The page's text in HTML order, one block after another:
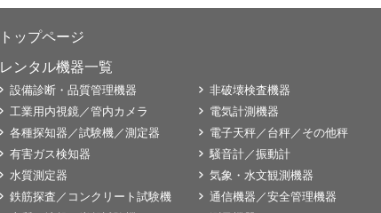
トップページ
レンタル機器一覧
設備診断・品質管理機器
非破壊検査機器
工業用内視鏡／管内カメラ
電気計測機器
各種探知器／試験機／測定器
電子天秤／台秤／その他秤
有害ガス検知器
騒音計／振動計
水質測定器
気象・水文観測機器
鉄筋探査／コンクリート試験機
通信機器／安全管理機器